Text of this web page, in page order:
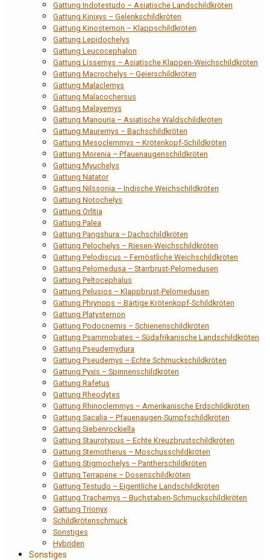
Gattung Indotestudo – Asiatische Landschildkröten
Gattung Kinixys – Gelenkschildkröten
Gattung Kinosternon – Klappschildkröten
Gattung Lepidochelys
Gattung Leucocephalon
Gattung Lissemys – Asiatische Klappen-Weichschildkröten
Gattung Macrochelys – Geierschildkröten
Gattung Malaclemys
Gattung Malacochersus
Gattung Malayemys
Gattung Manouria – Asiatische Waldschildkröten
Gattung Mauremys – Bachschildkröten
Gattung Mesoclemmys – Krötenkopf-Schildkröten
Gattung Morenia – Pfauenaugenschildkröten
Gattung Myuchelys
Gattung Natator
Gattung Nilssonia – Indische Weichschildkröten
Gattung Notochelys
Gattung Orlitia
Gattung Palea
Gattung Pangshura – Dachschildkröten
Gattung Pelochelys – Riesen-Weichschildkröten
Gattung Pelodiscus – Fernöstliche Weichschildkröten
Gattung Pelomedusa – Starrbrust-Pelomedusen
Gattung Peltocephalus
Gattung Pelusios – Klappbrust-Pelomedusen
Gattung Phrynops – Bärtige Krötenkopf-Schildkröten
Gattung Platysternon
Gattung Podocnemis – Schienenschildkröten
Gattung Psammobates – Südafrikanische Landschildkröten
Gattung Pseudemydura
Gattung Pseudemys – Echte Schmuckschildkröten
Gattung Pyxis – Spinnenschildkröten
Gattung Rafetus
Gattung Rheodytes
Gattung Rhinoclemmys – Amerikanische Erdschildkröten
Gattung Sacalia – Pfauenaugen-Sumpfschildkröten
Gattung Siebenrockiella
Gattung Staurotypus – Echte Kreuzbrustschildkröten
Gattung Sternotherus – Moschusschildkröten
Gattung Stigmochelys – Pantherschildkröten
Gattung Terrapene – Dosenschildkröten
Gattung Testudo – Eigentliche Landschildkröten
Gattung Trachemys – Buchstaben-Schmuckschildkröten
Gattung Trionyx
Schildkrötenschmuck
Sonstiges
Hybriden
Sonstiges